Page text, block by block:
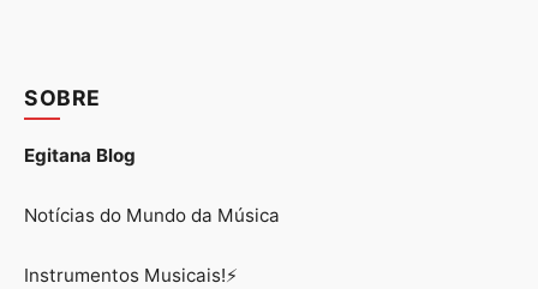
SOBRE
Egitana Blog
Notícias do Mundo da Música
Instrumentos Musicais!⚡